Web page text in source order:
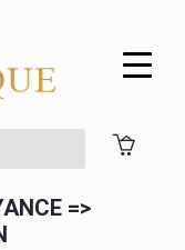
=>